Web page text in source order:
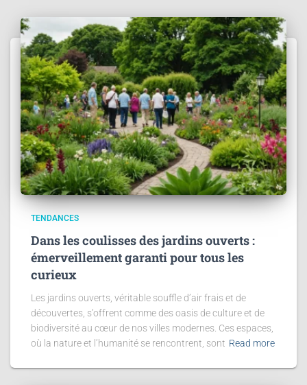
TENDANCES
Dans les coulisses des jardins ouverts :
émerveillement garanti pour tous les
curieux
Les jardins ouverts, véritable souffle d’air frais et de
découvertes, s’offrent comme des oasis de culture et de
biodiversité au cœur de nos villes modernes. Ces espaces,
où la nature et l’humanité se rencontrent, sont Read more